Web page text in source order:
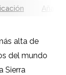
Añadir
alta de
del mundo
Sierra